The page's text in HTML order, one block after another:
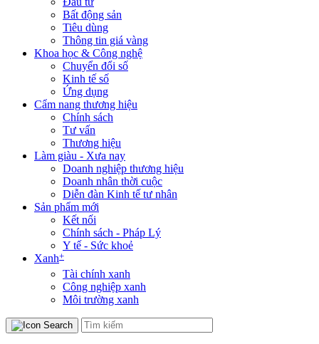
Bất động sản
Tiêu dùng
Thông tin giá vàng
Khoa học & Công nghệ
Chuyển đổi số
Kinh tế số
Ứng dụng
Cẩm nang thương hiệu
Chính sách
Tư vấn
Thương hiệu
Làm giàu - Xưa nay
Doanh nghiệp thương hiệu
Doanh nhân thời cuộc
Diễn đàn Kinh tế tư nhân
Sản phẩm mới
Kết nối
Chính sách - Pháp Lý
Y tế - Sức khoẻ
Xanh+
Tài chính xanh
Công nghiệp xanh
Môi trường xanh